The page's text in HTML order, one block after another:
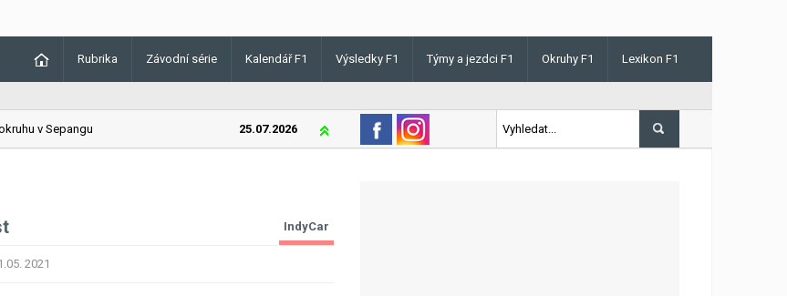
Rubrika Závodní série Kalendář F1 Výsledky F1 Týmy a jezdci F1 Okruhy F1 Lexikon F1
v Sepangu 25.07.2026 Lando Norris v Maďarsku letos poprvé vyhrál kvalifikaci
IndyCar
2021